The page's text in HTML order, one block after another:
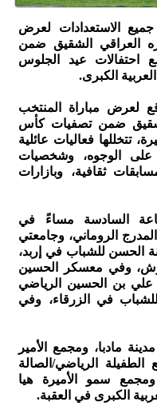
الاستعدادات لعرض
العراقي الشقيق ضمن
احتفالات عيد الجلوس
الكبرى.
لعرض مباراة المنتخب
ضمن تصفيات كأس
تتخللها فعاليات عائلية
على الوجوه، وشخصيات
ثقافية، وبازارات
السادسة مساءً في
الروماني، وجامعتي
الحسن للشباب في إربد،
وفي معسكر الحسين
بن الحسين الرياضي
في الزرقاء، وفي
مادبا، ومجمع الأمير
الرياضي/الصالة
ومجمع سمو الأميرة هيا
الكبرى في العقبة.